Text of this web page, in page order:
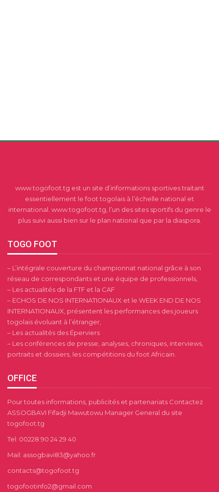
www.togofoot.tg est un site d’informations sportives traitant
essentiellement le foot togolais à l’échelle national et
international. www.togofoot.tg, l’un des sites sportifs du genre le
plus suivi aussi bien sur le plan national que par la diaspora.
TOGO FOOT
– L’intégrale couverture du championnat national grâce à son
réseau de correspondants et une équipe de professionnels,
– Les actualités de la FTF et la CAF
– ECHOS DE NOS INTERNATIONAUX et le WEEK END DE NOS
INTERNATIONAUX, présentent les performances des joueurs
togolais évoluant à l’étranger,
– Les actualités des Éperviers
– Les conférences de presse, analyses, chroniques, interviews,
portraits et dossiers, les compétitions du foot Africain.
OFFICE
Pour toutes informations, publicités et partenariats Contactez
ASSOGBAVI Fifadji Mawutowu Manager General du site
togofoot.tg
Tel: 00228 90 24 29 40
Mail: assogbavi83@yahoo.fr
contacts@togofoot.tg
togofootinfo2@gmail.com